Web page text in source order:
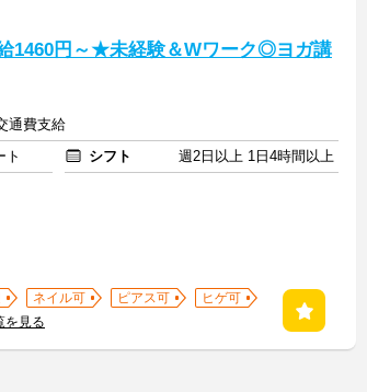
1460円～★未経験＆Wワーク◎ヨガ講
通費支給
ト シフト
週2日以上 1日4時間以上
ネイル可 ピアス可
ヒゲ可
を見る